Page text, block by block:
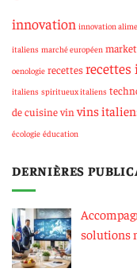
innovation innovation
italiens marché européen
oenologie recettesrecettes
italiens spiritueux italiens
de cuisinevin vins
écologie éducation
DERNIÈRES
solutions